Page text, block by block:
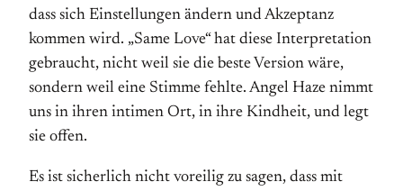
dass sich Einstellungen ändern und Akzeptanz
kommen wird. „Same Love“ hat diese Interpretation
gebraucht, nicht weil sie die beste Version wäre,
sondern weil eine Stimme fehlte. Angel Haze nimmt
uns in ihren intimen Ort, in ihre Kindheit, und legt
sie offen.
Es ist sicherlich nicht voreilig zu sagen, dass mit